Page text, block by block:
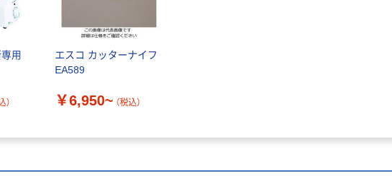
用
）
エスコ カッターナイフ
EA589
￥6,950~ （税込）